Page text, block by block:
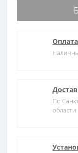
Оплата
По
области